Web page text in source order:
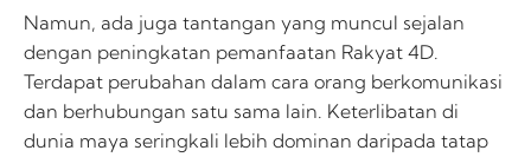
Namun, ada juga tantangan yang muncul sejalan
dengan peningkatan pemanfaatan Rakyat 4D.
Terdapat perubahan dalam cara orang berkomunikasi
dan berhubungan satu sama lain. Keterlibatan di
dunia maya seringkali lebih dominan daripada tatap